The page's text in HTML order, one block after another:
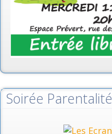
Soirée Parentalité